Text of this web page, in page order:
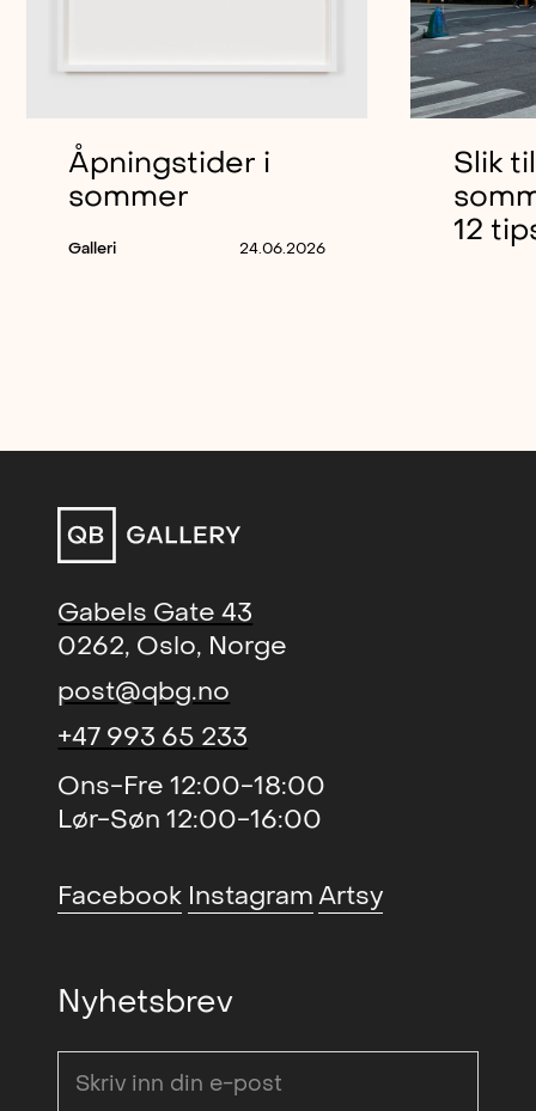
Åpningstider i
sommer
Galleri 24.06.2026
Slik
12
Gabels Gate 43
0262, Oslo, Norge
post@qbg.no
+47 993 65 233
Ons-Fre 12:00-18:00
Lør-Søn 12:00-16:00
Facebook InstagramArtsy
Nyhetsbrev